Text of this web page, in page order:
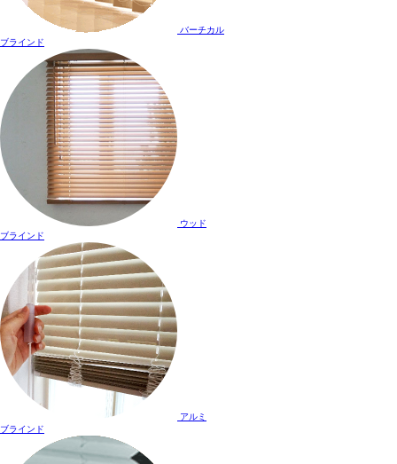
バーチカル
ブラインド
ウッド
ブラインド
アルミ
ブラインド